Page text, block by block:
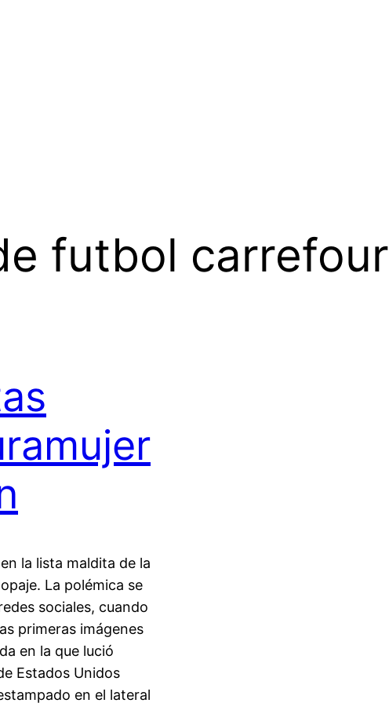
futbol carrefour
la lista maldita de la
La polémica se
sociales, cuando
primeras imágenes
en la que lució
Estados Unidos
en el lateral